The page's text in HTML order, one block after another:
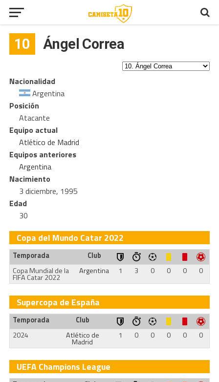
10 Ángel Correa
Nacionalidad
Argentina
Posición
Atacante
Equipo actual
Atlético de Madrid
Equipos anteriores
Argentina
Nacimiento
3 diciembre, 1995
Edad
30
Copa del Mundo Catar 2022
Temporada
Club
Copa Mundial de la
FIFA Catar 2022
Argentina 1 3 0 0 0 0
Supercopa de España
Temporada
Club
2024
Atlético de
Madrid
1 0 0 0 0 0
UEFA Champions League